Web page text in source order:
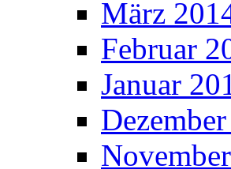
März
Februar
Januar